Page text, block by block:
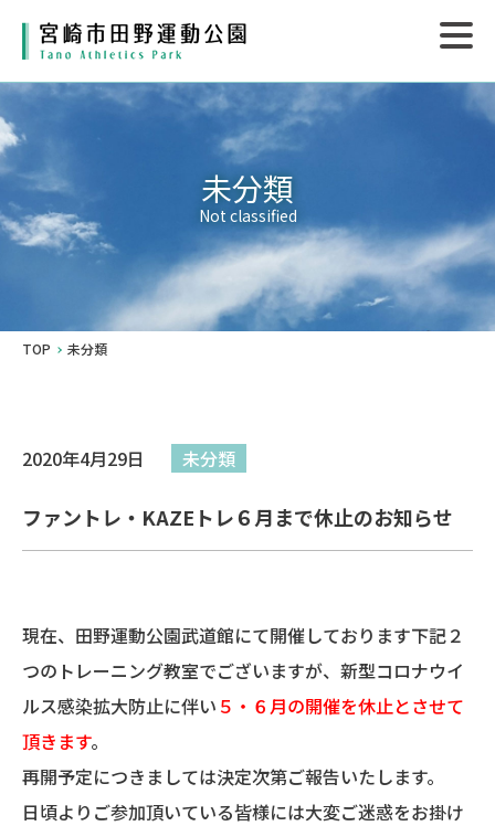
未分類
Not classified
TOP 未分類
2020年4月29日 未分類
ファントレ・KAZEトレ６月まで休止のお知らせ
現在、田野運動公園武道館にて開催しております下記２
つのトレーニング教室でございますが、新型コロナウイ
ルス感染拡大防止に伴い ５・６月の開催を休止とさせて
頂きます。
再開予定につきましては決定次第ご報告いたします。
日頃よりご参加頂いている皆様には大変ご迷惑をお掛け